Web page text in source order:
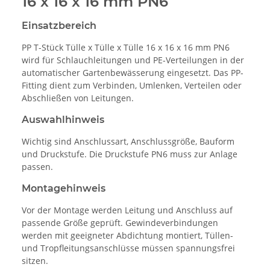
Einsatzbereich
PP T-Stück Tülle x Tülle x Tülle 16 x 16 x 16 mm PN6
wird für Schlauchleitungen und PE-Verteilungen in der
automatischer Gartenbewässerung eingesetzt. Das PP-
Fitting dient zum Verbinden, Umlenken, Verteilen oder
Abschließen von Leitungen.
Auswahlhinweis
Wichtig sind Anschlussart, Anschlussgröße, Bauform
und Druckstufe. Die Druckstufe PN6 muss zur Anlage
passen.
Montagehinweis
Vor der Montage werden Leitung und Anschluss auf
passende Größe geprüft. Gewindeverbindungen
werden mit geeigneter Abdichtung montiert, Tüllen-
und Tropfleitungsanschlüsse müssen spannungsfrei
sitzen.